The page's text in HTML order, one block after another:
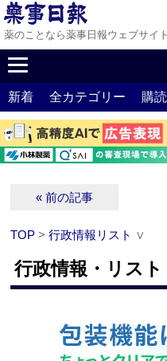
薬のことなら薬事日報ウェブサイト
新着 全カテゴリー 購
« 前の記事
TOP >行政情報リスト ∨
行政情報・リス